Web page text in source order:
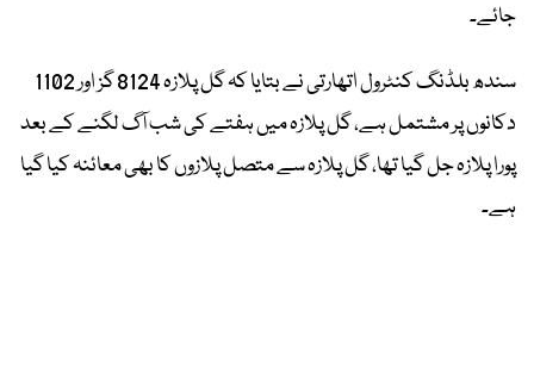
جائے۔
سندھ بلڈنگ کنٹرول اتھارتی نے بتایا کہ گل پلازہ 8124 گز اور 1102
دکانوں پر مشتمل ہے، گل پلازہ میں ہفتے کی شب آگ لگنے کے بعد
پورا پلازہ جل گیا تھا، گل پلازہ سے متصل پلازوں کا بھی معائنہ کیا گیا
ہے۔